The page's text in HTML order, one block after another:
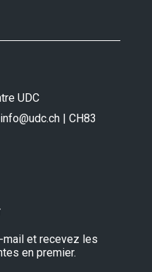
UDC
info@udc.ch | CH83
et recevez les
en premier.